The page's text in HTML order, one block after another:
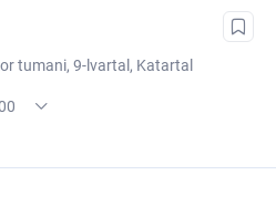
tumani, 9-lvartal, Katartal